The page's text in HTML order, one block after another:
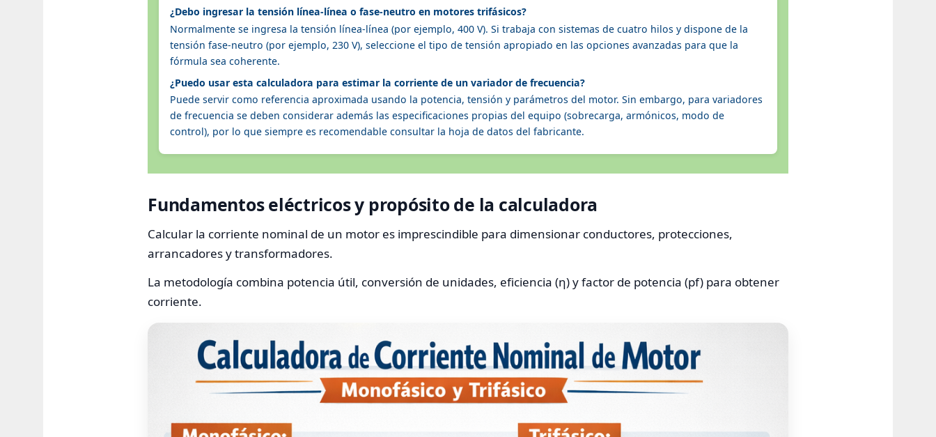
¿Debo ingresar la tensión línea-línea o fase-neutro en motores trifásicos?
Normalmente se ingresa la tensión línea-línea (por ejemplo, 400 V). Si trabaja con sistemas de cuatro hilos y dispone de la
tensión fase-neutro (por ejemplo, 230 V), seleccione el tipo de tensión apropiado en las opciones avanzadas para que la
fórmula sea coherente.
¿Puedo usar esta calculadora para estimar la corriente de un variador de frecuencia?
Puede servir como referencia aproximada usando la potencia, tensión y parámetros del motor. Sin embargo, para variadores
de frecuencia se deben considerar además las especificaciones propias del equipo (sobrecarga, armónicos, modo de
control), por lo que siempre es recomendable consultar la hoja de datos del fabricante.
Fundamentos eléctricos y propósito de la calculadora
Calcular la corriente nominal de un motor es imprescindible para dimensionar conductores, protecciones,
arrancadores y transformadores.
La metodología combina potencia útil, conversión de unidades, eficiencia (η) y factor de potencia (pf) para obtener
corriente.